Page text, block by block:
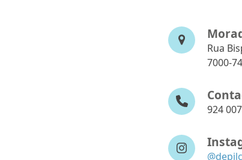
Rua
7000-
924